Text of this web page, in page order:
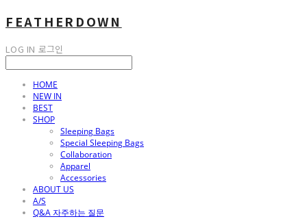
FEATHERDOWN
LOG IN 로그인
HOME
NEW IN
BEST
SHOP
Sleeping Bags
Special Sleeping Bags
Collaboration
Apparel
Accessories
ABOUT US
A/S
Q&A 자주하는 질문